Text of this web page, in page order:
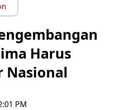
Harus
Nasional
PM